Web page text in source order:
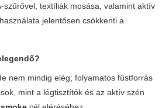
szűrővel, textíliák mosása, valamint aktív
jelentősen csökkenti a
nem mindig elég; folyamatos füstforrás
mint a légtisztítók és az aktív szén